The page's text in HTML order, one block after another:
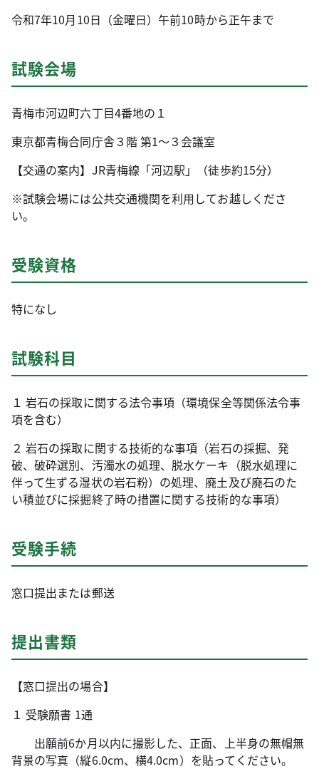
令和7年10月10日（金曜日）午前10時から正午まで
試験会場
青梅市河辺町六丁目4番地の１
東京都青梅合同庁舎３階 第1～３会議室
【交通の案内】JR青梅線「河辺駅」（徒歩約15分）
※試験会場には公共交通機関を利用してお越しくださ
い。
受験資格
特になし
試験科目
１ 岩石の採取に関する法令事項（環境保全等関係法令事
項を含む）
２ 岩石の採取に関する技術的な事項（岩石の採掘、発
破、破砕選別、汚濁水の処理、脱水ケーキ（脱水処理に
伴って生ずる湿状の岩石粉）の処理、廃土及び廃石のた
い積並びに採掘終了時の措置に関する技術的な事項）
受験手続
窓口提出または郵送
提出書類
【窓口提出の場合】
１ 受験願書 1通
出願前6か月以内に撮影した、正面、上半身の無帽無
背景の写真（縦6.0cm、横4.0cm）を貼ってください。